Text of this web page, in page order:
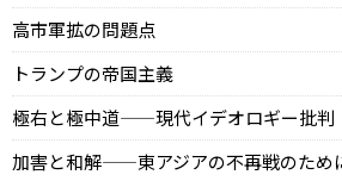
高市軍拡の問題点
トランプの帝国主義
極右と極中道——現代イデオロギー批判
加害と和解——東アジアの不再戦のため